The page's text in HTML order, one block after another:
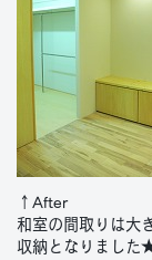
↑After
和室の間取りは大
収納となりました